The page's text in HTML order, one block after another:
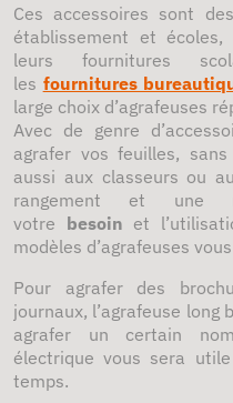
Ces accessoires sont
établissement et
leurs fournitures
les fournitures
large choix d’agrafeuses
Avec de genre
agrafer vos feuilles,
aussi aux classeurs ou
rangement et une
votre besoin et
modèles d’agrafeuses
Pour agrafer des
journaux, l’agrafeuse long
agrafer un certain
électrique vous sera
temps.